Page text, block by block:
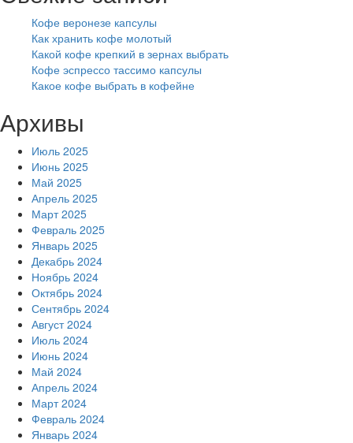
Кофе веронезе капсулы
Как хранить кофе молотый
Какой кофе крепкий в зернах выбрать
Кофе эспрессо тассимо капсулы
Какое кофе выбрать в кофейне
Архивы
Июль 2025
Июнь 2025
Май 2025
Апрель 2025
Март 2025
Февраль 2025
Январь 2025
Декабрь 2024
Ноябрь 2024
Октябрь 2024
Сентябрь 2024
Август 2024
Июль 2024
Июнь 2024
Май 2024
Апрель 2024
Март 2024
Февраль 2024
Январь 2024